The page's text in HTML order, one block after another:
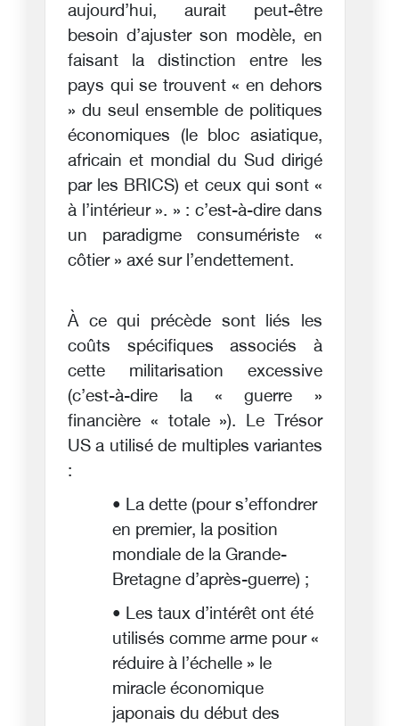
aujourd’hui, aurait peut-être
besoin d’ajuster son modèle, en
faisant la distinction entre les
pays qui se trouvent « en dehors
» du seul ensemble de politiques
économiques (le bloc asiatique,
africain et mondial du Sud dirigé
par les BRICS) et ceux qui sont «
à l’intérieur ». » : c’est-à-dire dans
un paradigme consumériste «
côtier » axé sur l’endettement.
À ce qui précède sont liés les
coûts spécifiques associés à
cette militarisation excessive
(c’est-à-dire la « guerre »
financière « totale »). Le Trésor
US a utilisé de multiples variantes
:
• La dette (pour s’effondrer
en premier, la position
mondiale de la Grande-
Bretagne d’après-guerre) ;
• Les taux d’intérêt ont été
utilisés comme arme pour «
réduire à l’échelle » le
miracle économique
japonais du début des